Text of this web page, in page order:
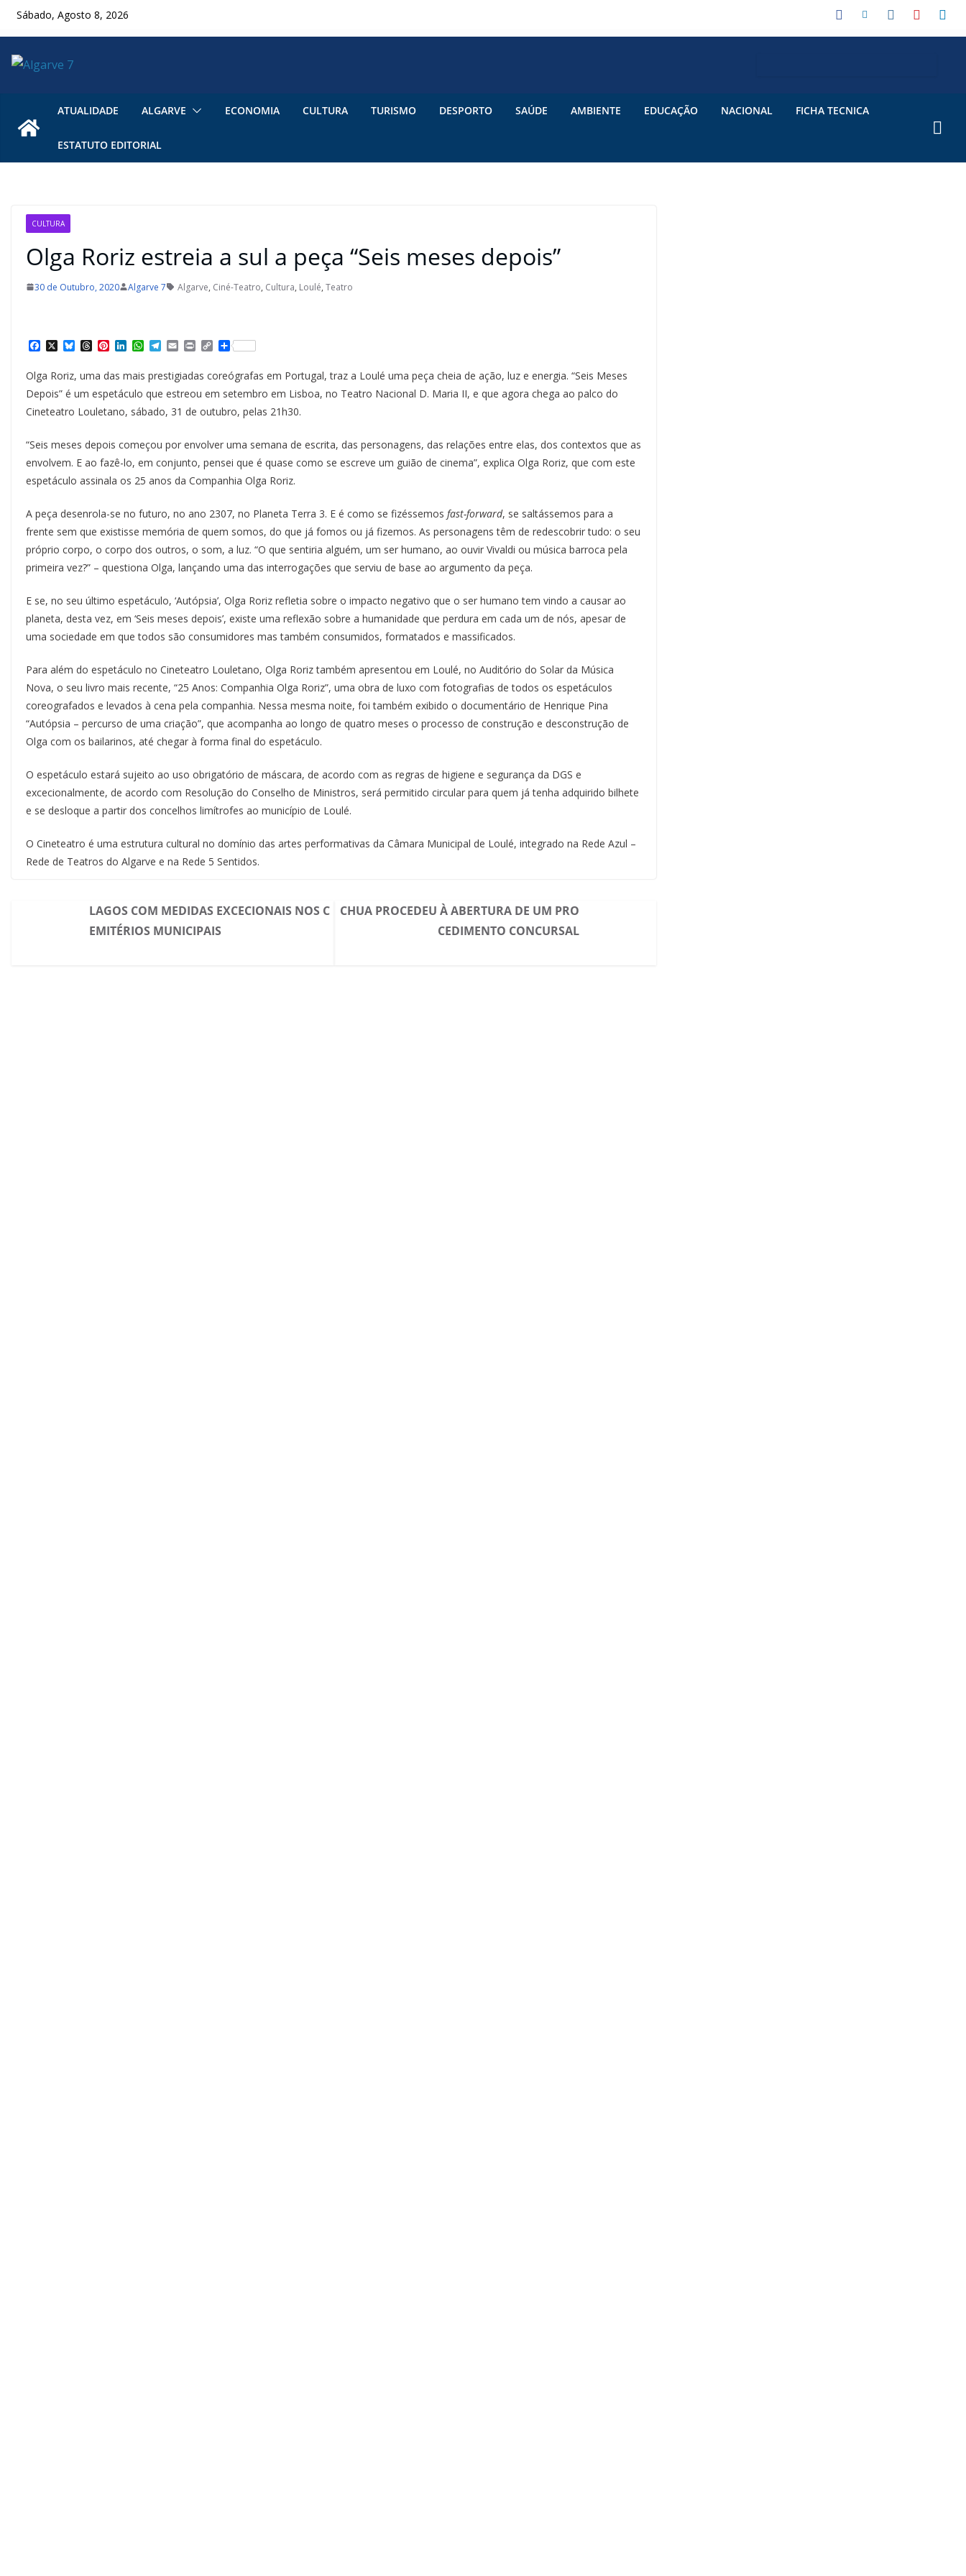
SkipSábado, Agosto 8, 2026
ATUALIDADE ALGARVE ECONOMIA CULTURA TURISMO DESPORTO SAÚDE AMBIENTE EDUCAÇÃO NACIONAL FICHA TECNICA
ESTATUTO EDITORIAL
CULTURA
Olga Roriz estreia a sul a peça “Seis meses depois”
30 de Outubro, 2020 Algarve 7 Algarve, Ciné-Teatro, Cultura, Loulé, Teatro
a
e
b
o
o
X B
e
s
k
y
T
h
e
a
d
s
P
t
e
r
e
t
L
k
e
d
I
W
h
t
s
A
p
T
e
e
g
r
a
E
m
a
i
l
P
n
t
C
o
y
L
i
n
S
h
a
r
e
Olga Roriz, uma das mais prestigiadas coreógrafas em Portugal, traz a Loulé uma peça cheia de ação, luz e energia. “Seis Meses
Depois” é um espetáculo que estreou em setembro em Lisboa, no Teatro Nacional D. Maria II, e que agora chega ao palco do
Cineteatro Louletano, sábado, 31 de outubro, pelas 21h30.
“Seis meses depois começou por envolver uma semana de escrita, das personagens, das relações entre elas, dos contextos que as
envolvem. E ao fazê-lo, em conjunto, pensei que é quase como se escreve um guião de cinema”, explica Olga Roriz, que com este
espetáculo assinala os 25 anos da Companhia Olga Roriz.
A peça desenrola-se no futuro, no ano 2307, no Planeta Terra 3. E é como se fizéssemos fast-forward, se saltássemos para a
frente sem que existisse memória de quem somos, do que já fomos ou já fizemos. As personagens têm de redescobrir tudo: o seu
próprio corpo, o corpo dos outros, o som, a luz. “O que sentiria alguém, um ser humano, ao ouvir Vivaldi ou música barroca pela
primeira vez?” – questiona Olga, lançando uma das interrogações que serviu de base ao argumento da peça.
E se, no seu último espetáculo, ‘Autópsia’, Olga Roriz refletia sobre o impacto negativo que o ser humano tem vindo a causar ao
planeta, desta vez, em ‘Seis meses depois’, existe uma reflexão sobre a humanidade que perdura em cada um de nós, apesar de
uma sociedade em que todos são consumidores mas também consumidos, formatados e massificados.
Para além do espetáculo no Cineteatro Louletano, Olga Roriz também apresentou em Loulé, no Auditório do Solar da Música
Nova, o seu livro mais recente, “25 Anos: Companhia Olga Roriz”, uma obra de luxo com fotografias de todos os espetáculos
coreografados e levados à cena pela companhia. Nessa mesma noite, foi também exibido o documentário de Henrique Pina
“Autópsia – percurso de uma criação”, que acompanha ao longo de quatro meses o processo de construção e desconstrução de
Olga com os bailarinos, até chegar à forma final do espetáculo.
O espetáculo estará sujeito ao uso obrigatório de máscara, de acordo com as regras de higiene e segurança da DGS e
excecionalmente, de acordo com Resolução do Conselho de Ministros, será permitido circular para quem já tenha adquirido bilhete
e se desloque a partir dos concelhos limítrofes ao município de Loulé.
O Cineteatro é uma estrutura cultural no domínio das artes performativas da Câmara Municipal de Loulé, integrado na Rede Azul –
Rede de Teatros do Algarve e na Rede 5 Sentidos.
LAGOS COM MEDIDAS EXCECIONAIS NOS C
EMITÉRIOS MUNICIPAIS
CHUA PROCEDEU À ABERTURA DE UM PRO
CEDIMENTO CONCURSAL